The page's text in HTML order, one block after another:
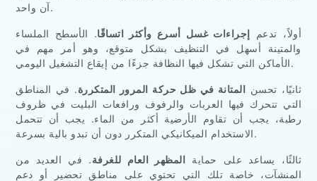
آن واحد.
أولاً، تدعم إجراءات غسل أسرع وأكثر اتساقًا. الأسطح الملساء
والمتينة أسهل في التنظيف بشكل متوقع، وهو أمر مهم في
الأماكن التي تشكل فيها النظافة جزءًا من إيقاع التشغيل اليومي.
ثانيًا، تحسن المتانة في ظل حركة المرور المتكررة. في المناطق
التي تتحرك فيها العربات والرفوف ورافعات البليت في ظروف
رطبة، يجب أن تقاوم الأرضية أكثر من الماء. يجب أن تتحمل
الاستخدام الميكانيكي المتكرر دون أن تبدو بالية بسرعة.
ثالثًا، يساعد على حماية المظهر العام للغرفة. في العديد من
المنشآت، خاصة تلك التي تحتوي على مناطق تحضير أو دعم